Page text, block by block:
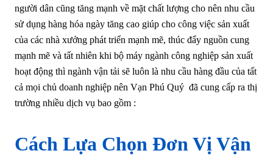
người dân cũng tăng mạnh về mặt chất lượng cho nên nhu cầu
sử dụng hàng hóa ngày tăng cao giúp cho công việc sản xuất
của các nhà xưởng phát triển mạnh mẽ, thúc đẩy nguồn cung
mạnh mẽ và tất nhiên khi bộ máy ngành công nghiệp sản xuất
hoạt động thì ngành vận tải sẽ luôn là nhu cầu hàng đầu của tất
cả mọi chủ doanh nghiệp nên Vạn Phú Quý đã cung cấp ra thị
trường nhiều dịch vụ bao gồm :
Cách Lựa Chọn Đơn Vị Vận